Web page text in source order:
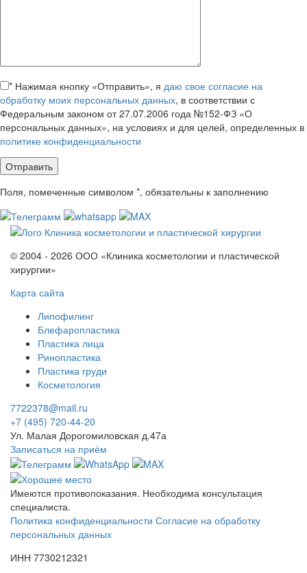
* Нажимая кнопку «Отправить», я даю свое согласие на
обработку моих персональных данных, в соответствии с
Федеральным законом от 27.07.2006 года №152-ФЗ «О
персональных данных», на условиях и для целей, определенных в
политике конфиденциальности
Поля, помеченные символом *, обязательны к заполнению
© 2004 - 2026 ООО «Клиника косметологии и пластической
хирургии»
Карта сайта
Липофилинг
Блефаропластика
Пластика лица
Ринопластика
Пластика груди
Косметология
7722378@mail.ru
+7 (495) 720-44-20
Ул. Малая Дорогомиловская д.47а
Записаться на приём
Имеются противопоказания. Необходима консультация
специалиста.
Политика конфиденциальности Согласие на обработку
персональных данных
ИНН 7730212321